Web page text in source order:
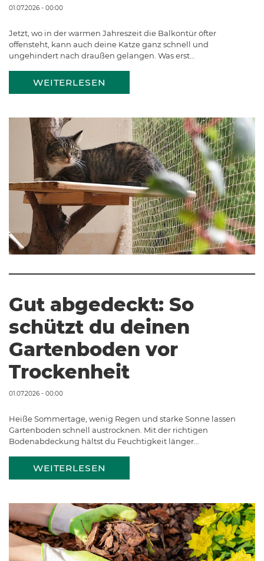
01.07.2026 - 00:00
Jetzt, wo in der warmen Jahreszeit die Balkontür öfter
offensteht, kann auch deine Katze ganz schnell und
ungehindert nach draußen gelangen. Was erst…
WEITERLESEN
Gut abgedeckt: So
schützt du deinen
Gartenboden vor
Trockenheit
01.07.2026 - 00:00
Heiße Sommertage, wenig Regen und starke Sonne lassen
Gartenboden schnell austrocknen. Mit der richtigen
Bodenabdeckung hältst du Feuchtigkeit länger…
WEITERLESEN